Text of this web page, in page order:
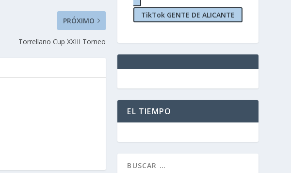
PRÓXIMO
Torrellano Cup XXIII Torneo
TikTok GENTE DE ALICANTE
EL TIEMPO